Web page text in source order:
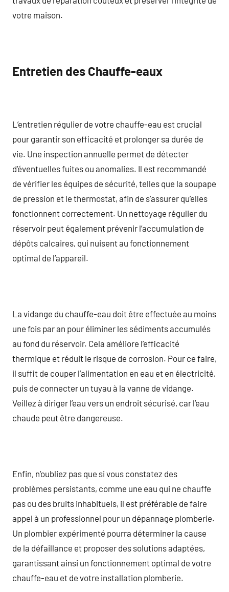
votre maison.
Entretien des Chauffe-eaux
L’entretien régulier de votre chauffe-eau est crucial
pour garantir son efficacité et prolonger sa durée de
vie. Une inspection annuelle permet de détecter
d’éventuelles fuites ou anomalies. Il est recommandé
de vérifier les équipes de sécurité, telles que la soupape
de pression et le thermostat, afin de s’assurer qu’elles
fonctionnent correctement. Un nettoyage régulier du
réservoir peut également prévenir l’accumulation de
dépôts calcaires, qui nuisent au fonctionnement
optimal de l’appareil.
La vidange du chauffe-eau doit être effectuée au moins
une fois par an pour éliminer les sédiments accumulés
au fond du réservoir. Cela améliore l’efficacité
thermique et réduit le risque de corrosion. Pour ce faire,
il suffit de couper l’alimentation en eau et en électricité,
puis de connecter un tuyau à la vanne de vidange.
Veillez à diriger l’eau vers un endroit sécurisé, car l’eau
chaude peut être dangereuse.
Enfin, n’oubliez pas que si vous constatez des
problèmes persistants, comme une eau qui ne chauffe
pas ou des bruits inhabituels, il est préférable de faire
appel à un professionnel pour un dépannage plomberie.
Un plombier expérimenté pourra déterminer la cause
de la défaillance et proposer des solutions adaptées,
garantissant ainsi un fonctionnement optimal de votre
chauffe-eau et de votre installation plomberie.